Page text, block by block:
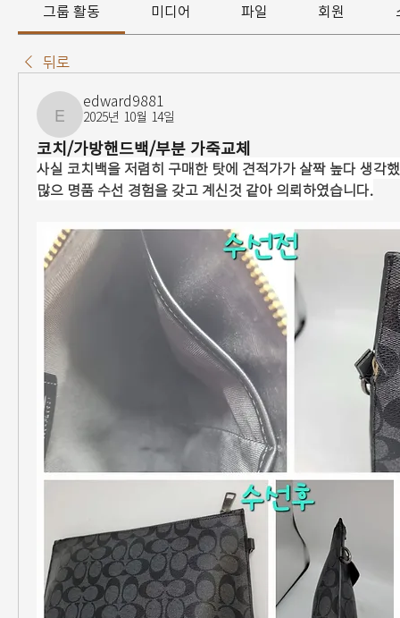
그룹 활동 미디어 파일 회원
뒤로
edward9881
edward9881
2025년 10월 14일
코치/가방핸드백/부분 가죽교체
사실 코치백을 저렴히 구매한 탓에 견적가가 살짝 높다 생각
많으 명품 수선 경험을 갖고 계신것 같아 의뢰하였습니다.